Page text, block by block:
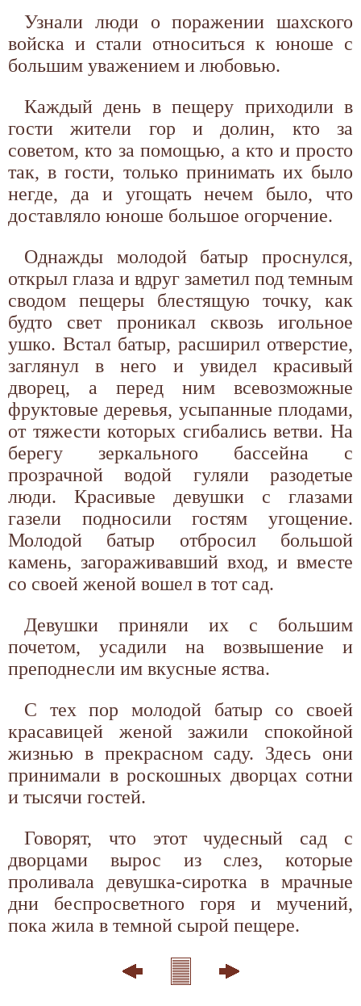
Узнали люди о поражении шахского
войска и стали относиться к юноше с
большим уважением и любовью.
Каждый день в пещеру приходили в
гости жители гор и долин, кто за
советом, кто за помощью, а кто и просто
так, в гости, только принимать их было
негде, да и угощать нечем было, что
доставляло юноше большое огорчение.
Однажды молодой батыр проснулся,
открыл глаза и вдруг заметил под темным
сводом пещеры блестящую точку, как
будто свет проникал сквозь игольное
ушко. Встал батыр, расширил отверстие,
заглянул в него и увидел красивый
дворец, а перед ним всевозможные
фруктовые деревья, усыпанные плодами,
от тяжести которых сгибались ветви. На
берегу зеркального бассейна с
прозрачной водой гуляли разодетые
люди. Красивые девушки с глазами
газели подносили гостям угощение.
Молодой батыр отбросил большой
камень, загораживавший вход, и вместе
со своей женой вошел в тот сад.
Девушки приняли их с большим
почетом, усадили на возвышение и
преподнесли им вкусные яства.
С тех пор молодой батыр со своей
красавицей женой зажили спокойной
жизнью в прекрасном саду. Здесь они
принимали в роскошных дворцах сотни
и тысячи гостей.
Говорят, что этот чудесный сад с
дворцами вырос из слез, которые
проливала девушка-сиротка в мрачные
дни беспросветного горя и мучений,
пока жила в темной сырой пещере.